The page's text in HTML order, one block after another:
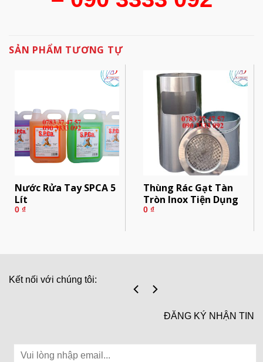
SẢN PHẨM TƯƠNG TỰ
Nước Rửa Tay SPCA 5
Lít
0 ₫
Thùng Rác Gạt Tàn
Tròn Inox Tiện Dụng
0 ₫
Kết nối với chúng tôi:
ĐĂNG KÝ NHẬN TIN